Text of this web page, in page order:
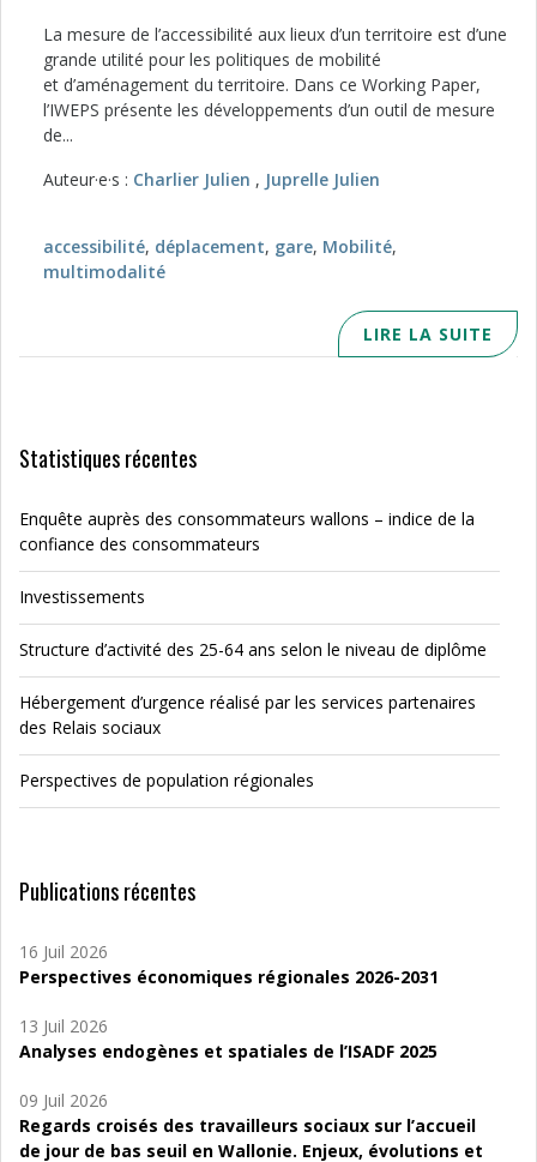
La mesure de l’accessibilité aux lieux d’un territoire est d’une
grande utilité pour les politiques de mobilité
et d’aménagement du territoire. Dans ce Working Paper,
l’IWEPS présente les développements d’un outil de mesure
de...
Auteur·e·s : Charlier Julien , Juprelle Julien
accessibilité, déplacement, gare, Mobilité,
multimodalité
LIRE LA SUITE
Statistiques récentes
Enquête auprès des consommateurs wallons – indice de la
confiance des consommateurs
Investissements
Structure d’activité des 25-64 ans selon le niveau de diplôme
Hébergement d’urgence réalisé par les services partenaires
des Relais sociaux
Perspectives de population régionales
Publications récentes
16 Juil 2026
Perspectives économiques régionales 2026-2031
13 Juil 2026
Analyses endogènes et spatiales de l’ISADF 2025
09 Juil 2026
Regards croisés des travailleurs sociaux sur l’accueil
de jour de bas seuil en Wallonie. Enjeux, évolutions et